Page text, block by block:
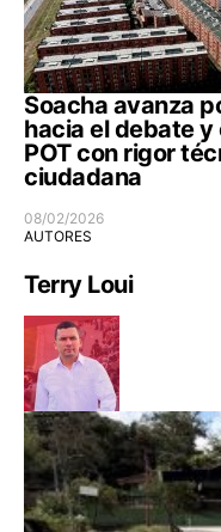
Soacha avanza
hacia el debate
POT con rigor
ciudadana
08/02/2026
AUTORES
Terry Loui